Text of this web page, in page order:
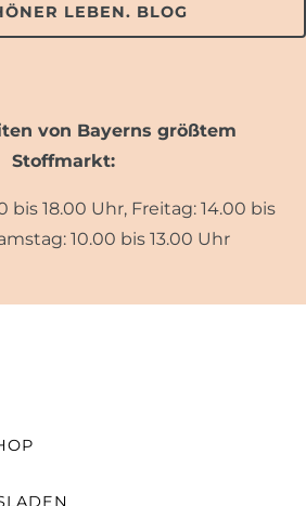
LEBEN. BLOG
von Bayerns größtem
Stoffmarkt:
bis 18.00 Uhr, Freitag: 14.00 bis
10.00 bis 13.00 Uhr